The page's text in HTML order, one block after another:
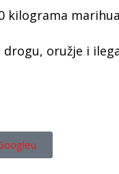
kilograma
oružje i